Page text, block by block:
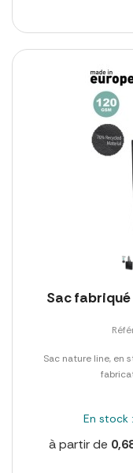
Sac
Sac nature line, en
En stock
à partir de